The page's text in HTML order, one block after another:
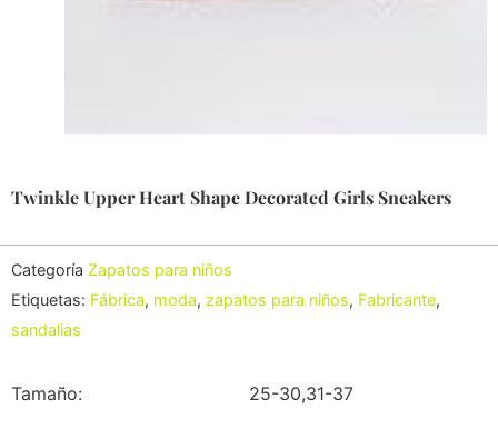
Twinkle Upper Heart Shape Decorated Girls Sneakers
Categoría Zapatos para niños
Etiquetas: Fábrica, moda, zapatos para niños, Fabricante,
sandalias
Tamaño: 25-30,31-37